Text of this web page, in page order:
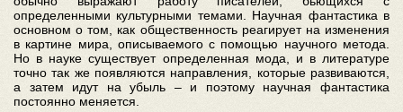
определенными культурными темами. Научная фантастика в
основном о том, как общественность реагирует на изменения
в картине мира, описываемого с помощью научного метода.
Но в науке существует определенная мода, и в литературе
точно так же появляются направления, которые развиваются,
а затем идут на убыль – и поэтому научная фантастика
постоянно меняется.